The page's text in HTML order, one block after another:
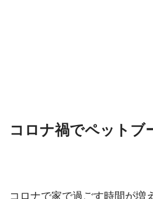
コロナ禍でペットブ
コロナで家で過ごす時間が増